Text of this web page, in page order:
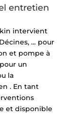
entretien
intervient
… pour
et pompe à
un
la
. En tant
et disponible